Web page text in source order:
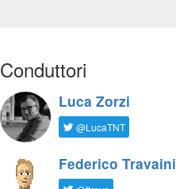
Conduttori
Luca Zorzi
@LucaTNT
Federico Travaini